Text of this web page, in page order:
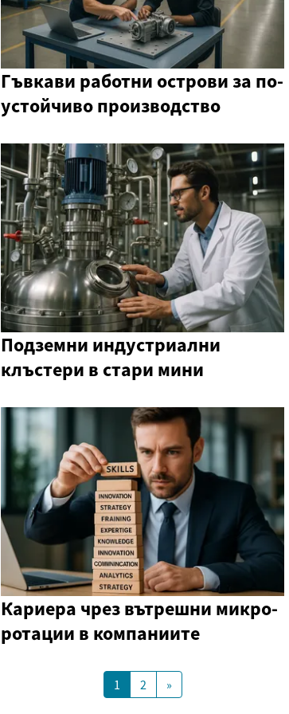
Гъвкави работни острови за по-
устойчиво производство
Подземни индустриални
клъстери в стари мини
Кариера чрез вътрешни микро-
ротации в компаниите
1 2 »